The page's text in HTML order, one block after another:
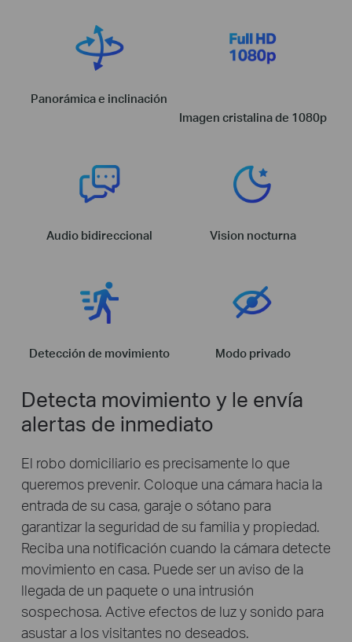
Panorámica e inclinación
Imagen cristalina de 1080p
Audio bidireccional Vision nocturna
Detección de movimiento Modo privado
Detecta movimiento y le envía
alertas de inmediato
El robo domiciliario es precisamente lo que
queremos prevenir. Coloque una cámara hacia la
entrada de su casa, garaje o sótano para
garantizar la seguridad de su familia y propiedad.
Reciba una notificación cuando la cámara detecte
movimiento en casa. Puede ser un aviso de la
llegada de un paquete o una intrusión
sospechosa. Active efectos de luz y sonido para
asustar a los visitantes no deseados.